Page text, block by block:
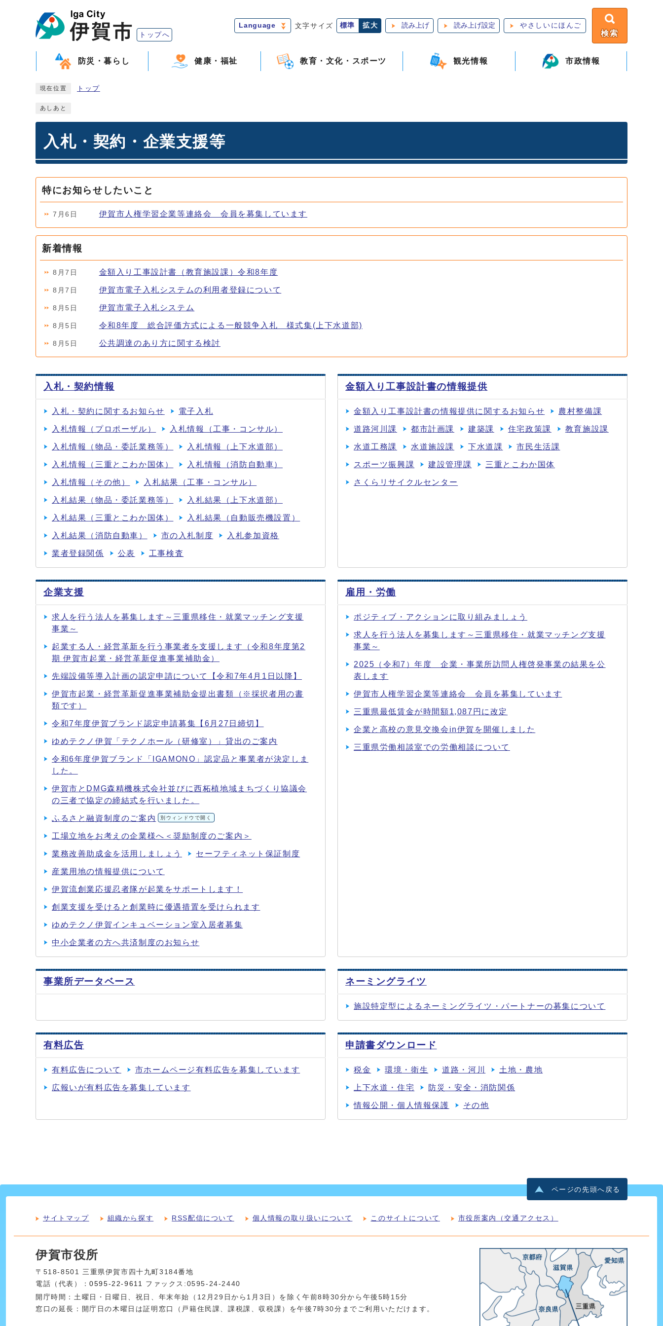
トップへ
Language 文字サイズ 標準 拡大 読み上げ 読み上げ設定 やさしいにほんご
検索
防災・暮らし 健康・福祉 教育・文化・スポーツ 観光情報 市政情報
現在位置 トップ
あしあと
入札・契約・企業支援等
特にお知らせしたいこと
7月6日 伊賀市人権学習企業等連絡会 会員を募集しています
新着情報
8月7日 金額入り工事設計書（教育施設課）令和8年度
8月7日 伊賀市電子入札システムの利用者登録について
8月5日 伊賀市電子入札システム
8月5日 令和8年度 総合評価方式による一般競争入札 様式集(上下水道部)
8月5日 公共調達のあり方に関する検討
入札・契約情報
入札・契約に関するお知らせ 電子入札
入札情報（プロポーザル） 入札情報（工事・コンサル）
入札情報（物品・委託業務等） 入札情報（上下水道部）
入札情報（三重とこわか国体） 入札情報（消防自動車）
入札情報（その他） 入札結果（工事・コンサル）
入札結果（物品・委託業務等） 入札結果（上下水道部）
入札結果（三重とこわか国体） 入札結果（自動販売機設置）
入札結果（消防自動車） 市の入札制度 入札参加資格
業者登録関係 公表 工事検査
金額入り工事設計書の情報提供
金額入り工事設計書の情報提供に関するお知らせ 農村整備課
道路河川課 都市計画課 建築課 住宅政策課 教育施設課
水道工務課 水道施設課 下水道課 市民生活課
スポーツ振興課 建設管理課 三重とこわか国体
さくらリサイクルセンター
企業支援
求人を行う法人を募集します～三重県移住・就業マッチング支援
事業～
起業する人・経営革新を行う事業者を支援します（令和8年度第2
期 伊賀市起業・経営革新促進事業補助金）
先端設備等導入計画の認定申請について【令和7年4月1日以降】
伊賀市起業・経営革新促進事業補助金提出書類（※採択者用の書
類です）
令和7年度伊賀ブランド認定申請募集【6月27日締切】
ゆめテクノ伊賀「テクノホール（研修室）」貸出のご案内
令和6年度伊賀ブランド「IGAMONO」認定品と事業者が決定しま
した。
伊賀市とDMG森精機株式会社並びに西柘植地域まちづくり協議会
の三者で協定の締結式を行いました。
ふるさと融資制度のご案内 別ウィンドウで開く
工場立地をお考えの企業様へ＜奨励制度のご案内＞
業務改善助成金を活用しましょう セーフティネット保証制度
産業用地の情報提供について
伊賀流創業応援忍者隊が起業をサポートします！
創業支援を受けると創業時に優遇措置を受けられます
ゆめテクノ伊賀インキュベーション室入居者募集
中小企業者の方へ共済制度のお知らせ
雇用・労働
ポジティブ・アクションに取り組みましょう
求人を行う法人を募集します～三重県移住・就業マッチング支援
事業～
2025（令和7）年度 企業・事業所訪問人権啓発事業の結果を公
表します
伊賀市人権学習企業等連絡会 会員を募集しています
三重県最低賃金が時間額1,087円に改定
企業と高校の意見交換会in伊賀を開催しました
三重県労働相談室での労働相談について
事業所データベース ネーミングライツ
施設特定型によるネーミングライツ・パートナーの募集について
有料広告
有料広告について 市ホームページ有料広告を募集しています
広報いが有料広告を募集しています
申請書ダウンロード
税金 環境・衛生 道路・河川 土地・農地
上下水道・住宅 防災・安全・消防関係
情報公開・個人情報保護 その他
ページの先頭へ戻る
サイトマップ 組織から探す RSS配信について 個人情報の取り扱いについて このサイトについて 市役所案内（交通アクセス）
伊賀市役所
〒518-8501 三重県伊賀市四十九町3184番地
電話（代表）：0595-22-9611 ファックス:0595-24-2440
開庁時間：土曜日・日曜日、祝日、年末年始（12月29日から1月3日）を除く午前8時30分から午後5時15分
窓口の延長：開庁日の木曜日は証明窓口（戸籍住民課、課税課、収税課）を午後7時30分までご利用いただけます。